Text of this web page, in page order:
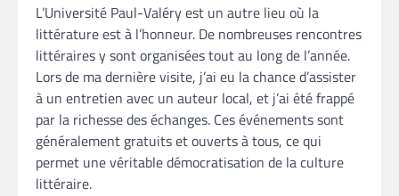
L’Université Paul-Valéry est un autre lieu où la
littérature est à l’honneur. De nombreuses rencontres
littéraires y sont organisées tout au long de l’année.
Lors de ma dernière visite, j’ai eu la chance d’assister
à un entretien avec un auteur local, et j’ai été frappé
par la richesse des échanges. Ces événements sont
généralement gratuits et ouverts à tous, ce qui
permet une véritable démocratisation de la culture
littéraire.